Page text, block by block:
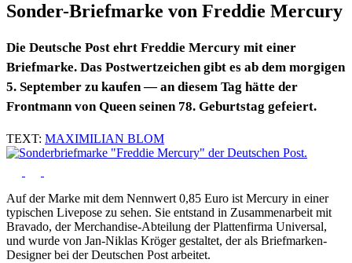
Sonder-Briefmarke von Freddie Mercury
Die Deutsche Post ehrt Freddie Mercury mit einer
Briefmarke. Das Postwertzeichen gibt es ab dem morgigen
5. September zu kaufen — an diesem Tag hätte der
Frontmann von Queen seinen 78. Geburtstag gefeiert.
TEXT: MAXIMILIAN BLOM
Auf der Marke mit dem Nennwert 0,85 Euro ist Mercury in einer
typischen Livepose zu sehen. Sie entstand in Zusammenarbeit mit
Bravado, der Merchandise-Abteilung der Plattenfirma Universal,
und wurde von Jan-Niklas Kröger gestaltet, der als Briefmarken-
Designer bei der Deutschen Post arbeitet.